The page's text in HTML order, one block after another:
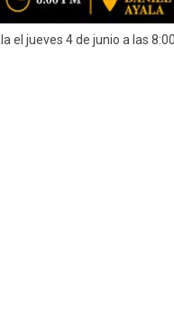
el jueves 4 de junio a las